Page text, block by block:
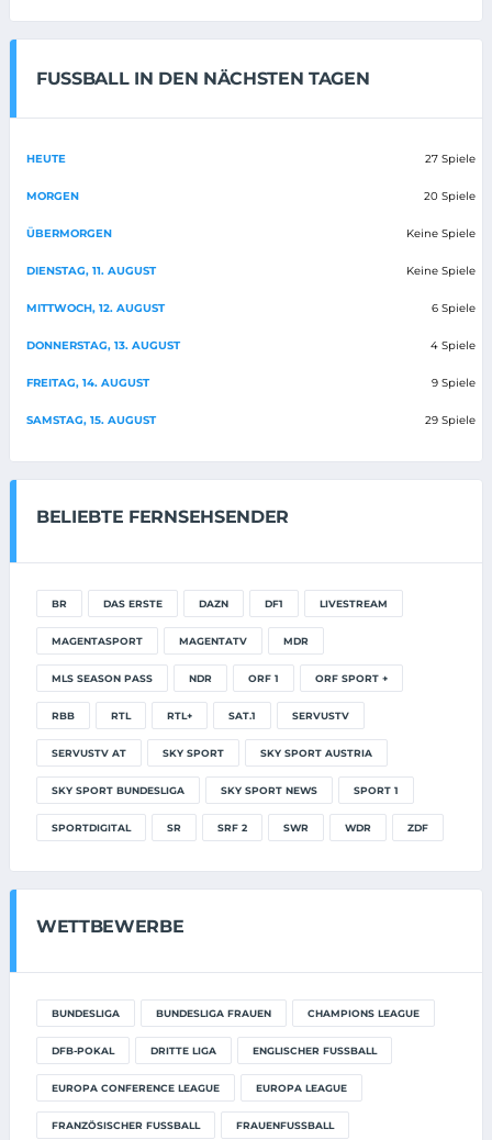
FUSSBALL IN DEN NÄCHSTEN TAGEN
HEUTE 27 Spiele
MORGEN 20 Spiele
ÜBERMORGEN Keine Spiele
DIENSTAG, 11. AUGUST Keine Spiele
MITTWOCH, 12. AUGUST 6 Spiele
DONNERSTAG, 13. AUGUST 4 Spiele
FREITAG, 14. AUGUST 9 Spiele
SAMSTAG, 15. AUGUST 29 Spiele
BELIEBTE FERNSEHSENDER
BR DAS ERSTE DAZN DF1 LIVESTREAM
MAGENTASPORT MAGENTATV MDR
MLS SEASON PASS NDR ORF 1 ORF SPORT +
RBB RTL RTL+ SAT.1 SERVUSTV
SERVUSTV AT SKY SPORT SKY SPORT AUSTRIA
SKY SPORT BUNDESLIGA SKY SPORT NEWS SPORT 1
SPORTDIGITAL SR SRF 2 SWR WDR ZDF
WETTBEWERBE
BUNDESLIGA BUNDESLIGA FRAUEN CHAMPIONS LEAGUE
DFB-POKAL DRITTE LIGA ENGLISCHER FUSSBALL
EUROPA CONFERENCE LEAGUE EUROPA LEAGUE
FRANZÖSISCHER FUSSBALL FRAUENFUSSBALL